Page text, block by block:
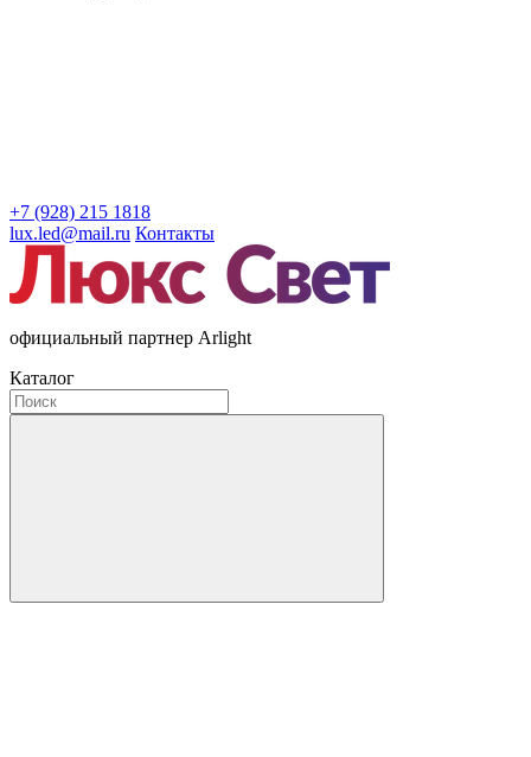
+7 (928) 215 1818
lux.led@mail.ru Контакты
официальный партнер Arlight
Каталог